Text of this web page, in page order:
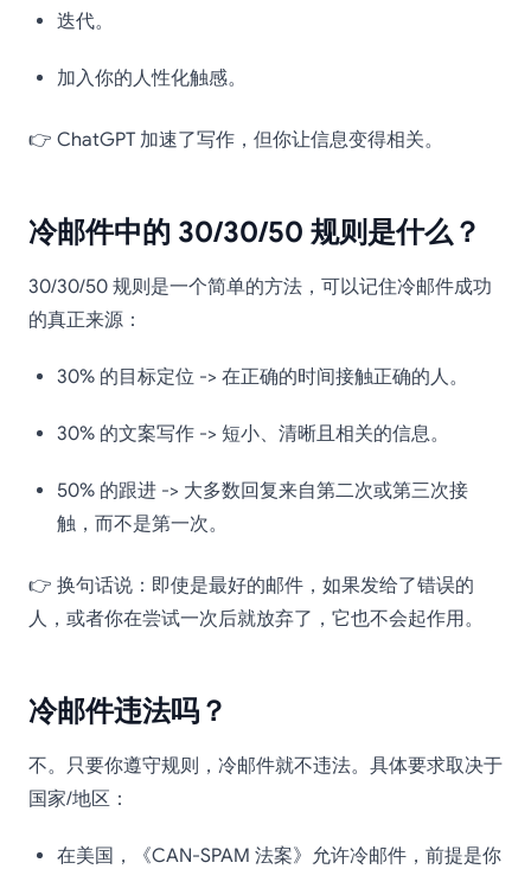
迭代。
加入你的人性化触感。
👉 ChatGPT 加速了写作，但你让信息变得相关。
冷邮件中的 30/30/50 规则是什么？
30/30/50 规则是一个简单的方法，可以记住冷邮件成功
的真正来源：
30% 的目标定位 -> 在正确的时间接触正确的人。
30% 的文案写作 -> 短小、清晰且相关的信息。
50% 的跟进 -> 大多数回复来自第二次或第三次接
触，而不是第一次。
👉 换句话说：即使是最好的邮件，如果发给了错误的
人，或者你在尝试一次后就放弃了，它也不会起作用。
冷邮件违法吗？
不。只要你遵守规则，冷邮件就不违法。具体要求取决于
国家/地区：
在美国，《CAN-SPAM 法案》允许冷邮件，前提是你